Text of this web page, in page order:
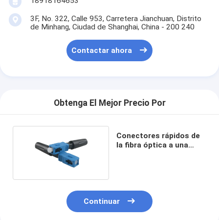
3F, No. 322, Calle 953, Carretera Jianchuan, Distrito
de Minhang, Ciudad de Shanghai, China - 200 240
Contactar ahora
Obtenga El Mejor Precio Por
Conectores rápidos de
la fibra óptica a una
Continuar